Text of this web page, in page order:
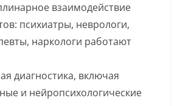
взаимодействие
психиатры, неврологи,
наркологи работают
диагностика, включая
и нейропсихологические